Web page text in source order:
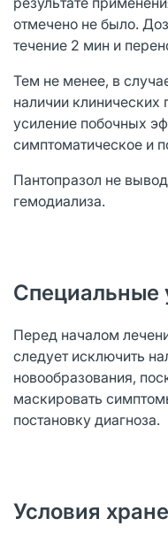
отмечено не было.
течение 2 мин и
Тем не менее, в
наличии
усиление побочных
симптоматическое и
Пантопразол не
гемодиализа.
Специальные
Перед началом
следует исключить
новообразования,
маскировать
постановку диагноза.
Условия